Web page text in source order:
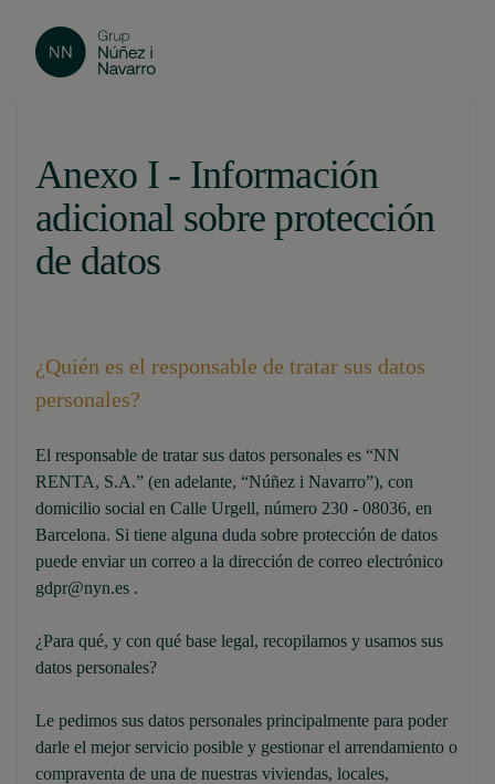
Anexo I - Información
adicional sobre protección
de datos
¿Quién es el responsable de tratar sus datos
personales?
El responsable de tratar sus datos personales es “NN
RENTA, S.A.” (en adelante, “Núñez i Navarro”), con
domicilio social en Calle Urgell, número 230 - 08036, en
Barcelona. Si tiene alguna duda sobre protección de datos
puede enviar un correo a la dirección de correo electrónico
gdpr@nyn.es .
¿Para qué, y con qué base legal, recopilamos y usamos sus
datos personales?
Le pedimos sus datos personales principalmente para poder
darle el mejor servicio posible y gestionar el arrendamiento o
compraventa de una de nuestras viviendas, locales,